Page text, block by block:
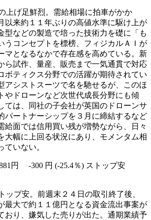
上げ足鮮烈。需給相場に拍車がかか
以来約１１年ぶりの高値水準に駆け上が
型などの製造で培った技術力を礎に「も
うコンセプトを標榜、フィジカルＡＩが
マとなるなかで存在感を高めている。新
ら試作、量産、販売まで一気通貫で対応
ボティクス分野での活躍が期待されてい
アシストスーツで名を馳せるが、このほ
やドローンなど次世代成長分野にも傾
ては、同社の子会社が英国のドローンサ
パートナーシップを３月に締結するなど
給面では信用買い残が増勢ながら、日々
大幅に上回る状況にあり、モメンタム相
ていない。
円 -300 円 (-25.4％) ストップ安
ップ安。前週末２４日の取引終了後、
最大で約１１億円となる資金流出事案が
おり、嫌気した売りが出た。通期業績予